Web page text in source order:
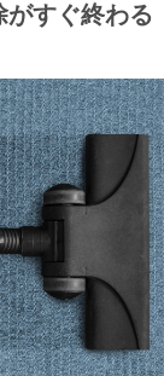
すぐ終わる